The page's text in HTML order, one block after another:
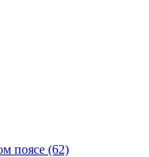
поясе (62)